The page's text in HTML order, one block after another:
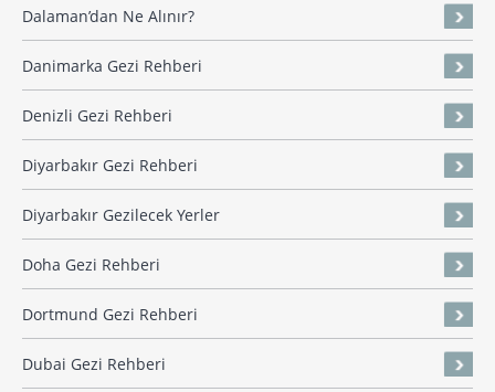
Dalaman’dan Ne Alınır?
Danimarka Gezi Rehberi
Denizli Gezi Rehberi
Diyarbakır Gezi Rehberi
Diyarbakır Gezilecek Yerler
Doha Gezi Rehberi
Dortmund Gezi Rehberi
Dubai Gezi Rehberi